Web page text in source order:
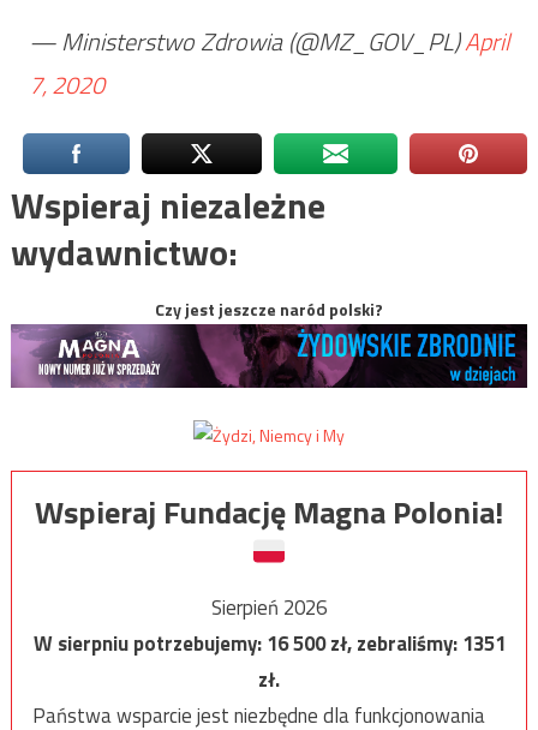
— Ministerstwo Zdrowia (@MZ_GOV_PL)April
7, 2020
Wspieraj niezależne
wydawnictwo:
Czy jest jeszcze naród polski?
Wspieraj Fundację Magna Polonia!
Sierpień 2026
W sierpniu potrzebujemy:16 500zł, zebraliśmy:1351
zł.
Państwa wsparcie jest niezbędne dla funkcjonowania